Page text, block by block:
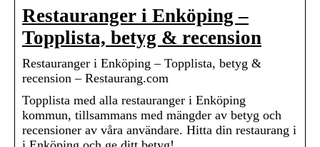
Restauranger i Enköping –
Topplista, betyg & recension
Restauranger i Enköping – Topplista, betyg &
recension – Restaurang.com
Topplista med alla restauranger i Enköping
kommun, tillsammans med mängder av betyg och
recensioner av våra användare. Hitta din restaurang i